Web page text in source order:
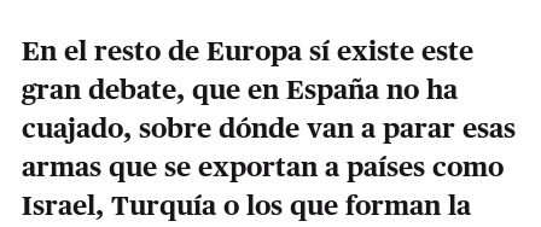
En el resto de Europa sí existe este
gran debate, que en España no ha
cuajado, sobre dónde van a parar esas
armas que se exportan a países como
Israel, Turquía o los que forman la